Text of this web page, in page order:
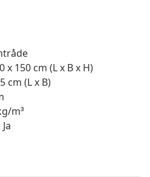
x 150 cm (L x B x H)
cm (L x B)
m³